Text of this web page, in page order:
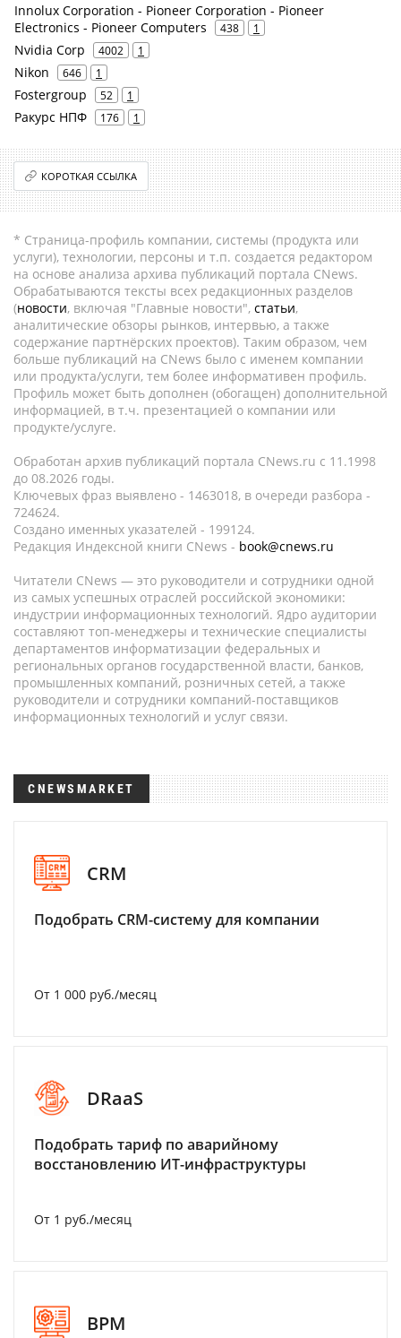
Innolux Corporation - Pioneer Corporation - Pioneer
Electronics - Pioneer Computers
438 1
Nvidia Corp 4002 1
Nikon 646 1
Fostergroup 52 1
Ракурс НПФ 176 1
КОРОТКАЯ ССЫЛКА
* Страница-профиль компании, системы (продукта или
услуги), технологии, персоны и т.п. создается редактором
на основе анализа архива публикаций портала CNews.
Обрабатываются тексты всех редакционных разделов
(новости, включая "Главные новости", статьи,
аналитические обзоры рынков, интервью, а также
содержание партнёрских проектов). Таким образом, чем
больше публикаций на CNews было с именем компании
или продукта/услуги, тем более информативен профиль.
Профиль может быть дополнен (обогащен) дополнительной
информацией, в т.ч. презентацией о компании или
продукте/услуге.
Обработан архив публикаций портала CNews.ru c 11.1998
до 08.2026 годы.
Ключевых фраз выявлено - 1463018, в очереди разбора -
724624.
Создано именных указателей - 199124.
Редакция Индексной книги CNews - book@cnews.ru
Читатели CNews — это руководители и сотрудники одной
из самых успешных отраслей российской экономики:
индустрии информационных технологий. Ядро аудитории
составляют топ-менеджеры и технические специалисты
департаментов информатизации федеральных и
региональных органов государственной власти, банков,
промышленных компаний, розничных сетей, а также
руководители и сотрудники компаний-поставщиков
информационных технологий и услуг связи.
CNEWSMARKET
CRM
Подобрать CRM-систему для компании
От 1 000 руб./месяц
DRaaS
Подобрать тариф по аварийному
восстановлению ИТ-инфраструктуры
От 1 руб./месяц
BPM